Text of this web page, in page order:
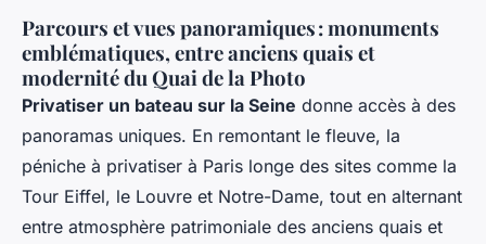
Parcours et vues panoramiques : monuments
emblématiques, entre anciens quais et
modernité du Quai de la Photo
Privatiser un bateau sur la Seine donne accès à des
panoramas uniques. En remontant le fleuve, la
péniche à privatiser à Paris longe des sites comme la
Tour Eiffel, le Louvre et Notre-Dame, tout en alternant
entre atmosphère patrimoniale des anciens quais et